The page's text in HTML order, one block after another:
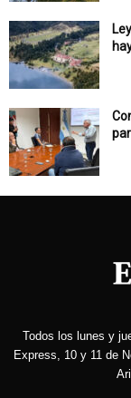
Todos los lunes y
Express, 10 y 11 de